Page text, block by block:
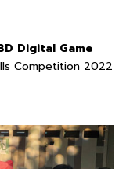
Digital Game
Competition 2022